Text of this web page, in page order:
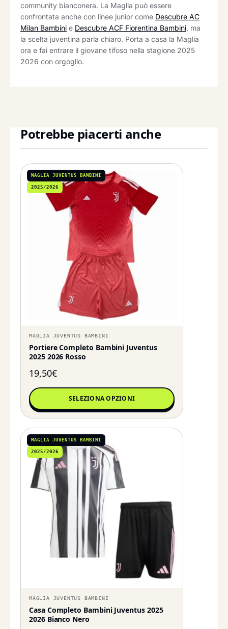
community bianconera. La Maglia può essere
confrontata anche con linee junior come Descubre AC
Milan Bambini e Descubre ACF Fiorentina Bambini, ma
la scelta juventina parla chiaro. Porta a casa la Maglia
ora e fai entrare il giovane tifoso nella stagione 2025
2026 con orgoglio.
Potrebbe piacerti anche
MAGLIA JUVENTUS BAMBINI
2025/2026
MAGLIA JUVENTUS BAMBINI
Portiere Completo Bambini Juventus
2025 2026 Rosso
19,50€
SELEZIONA OPZIONI
MAGLIA JUVENTUS BAMBINI
2025/2026
MAGLIA JUVENTUS BAMBINI
Casa Completo Bambini Juventus 2025
2026 Bianco Nero